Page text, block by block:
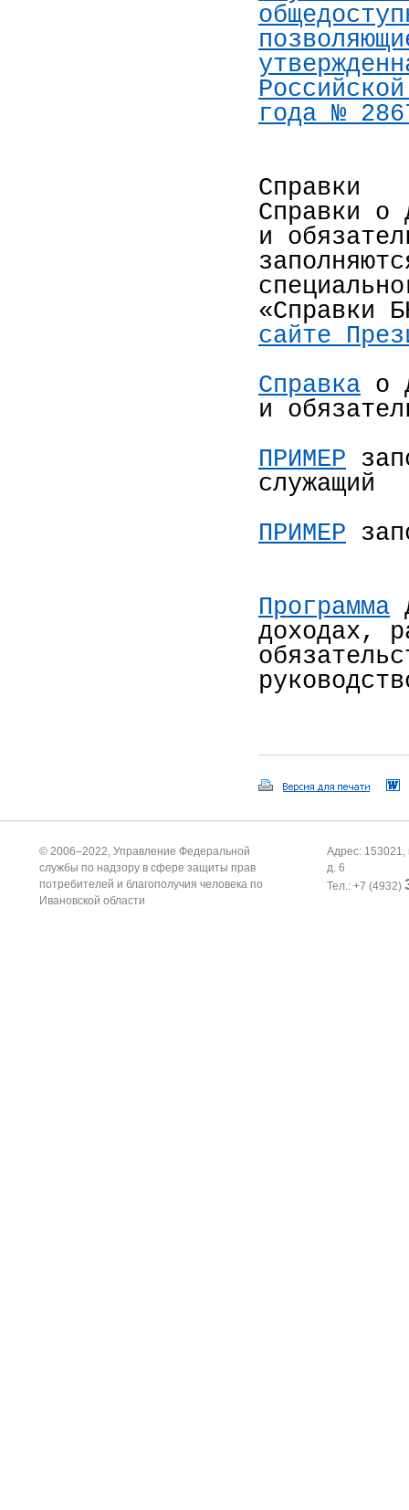
года №
Cправки
Справки о
и
«Справки
сайте
Справка о
и
ПРИМЕР
служащий
ПРИМЕР
Программа
доходах,
© 2006–2022, Управление Федеральной
службы по надзору в сфере защиты прав
потребителей и благополучия человека по
Ивановской области
Адрес: 153021,
д. 6
Тел.: +7 (4932)